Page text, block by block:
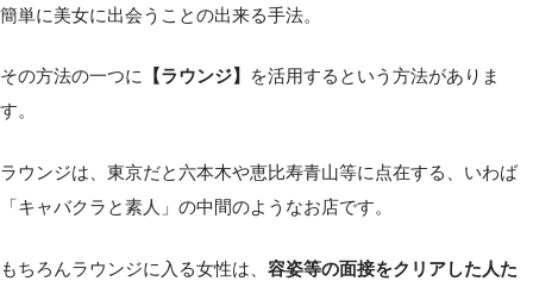
簡単に美女に出会うことの出来る手法。
その方法の一つに 【ラウンジ】
を活用するという方法がありま
す。
ラウンジは、東京だと六本木や恵比寿青山等に点在する、いわば
「キャバクラと素人」の中間のようなお店です。
もちろんラウンジに入る女性は、 容姿等の面接をクリアした人た